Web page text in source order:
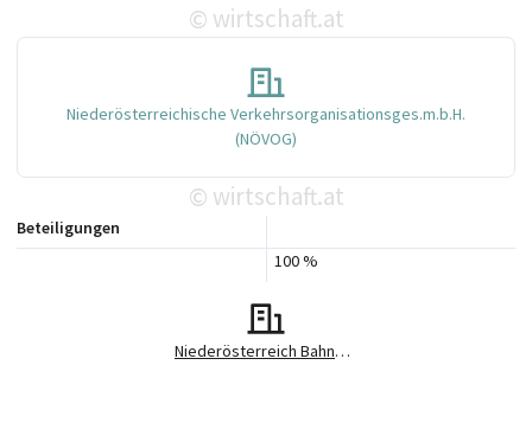
© wirtschaft.at
Niederösterreichische Verkehrsorganisationsges.m.b.H.
(NÖVOG)
© wirtschaft.at
Niederösterreich Bahnen GmbH
100 %
Beteiligungen